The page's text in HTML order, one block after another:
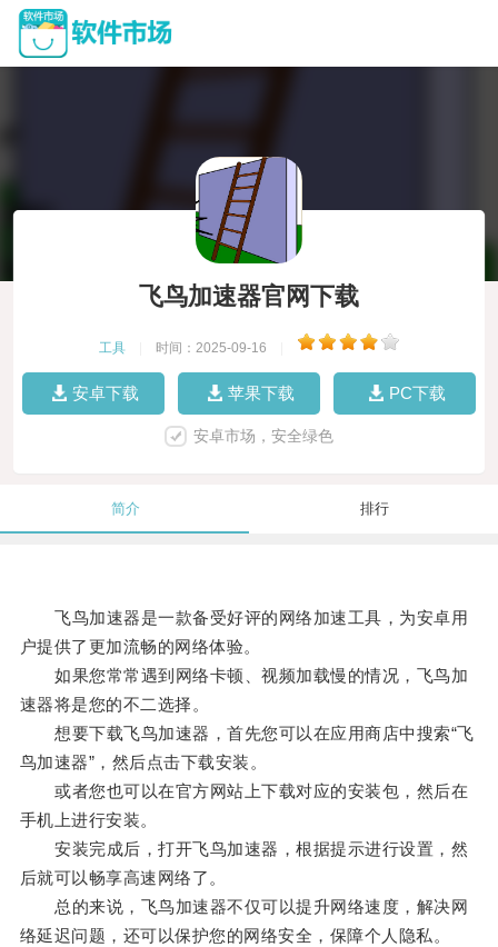
飞鸟加速器官网下载
工具 时间：2025-09-16
安卓下载 苹果下载 PC下载
安卓市场，安全绿色
简介 排行
飞鸟加速器是一款备受好评的网络加速工具，为安卓用
户提供了更加流畅的网络体验。
如果您常常遇到网络卡顿、视频加载慢的情况，飞鸟加
速器将是您的不二选择。
想要下载飞鸟加速器，首先您可以在应用商店中搜索“飞
鸟加速器”，然后点击下载安装。
或者您也可以在官方网站上下载对应的安装包，然后在
手机上进行安装。
安装完成后，打开飞鸟加速器，根据提示进行设置，然
后就可以畅享高速网络了。
总的来说，飞鸟加速器不仅可以提升网络速度，解决网
络延迟问题，还可以保护您的网络安全，保障个人隐私。